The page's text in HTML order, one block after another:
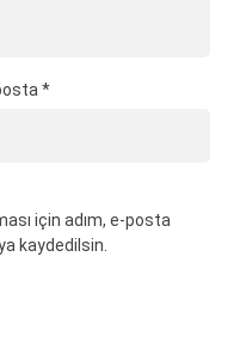
*
için adım, e-posta
kaydedilsin.